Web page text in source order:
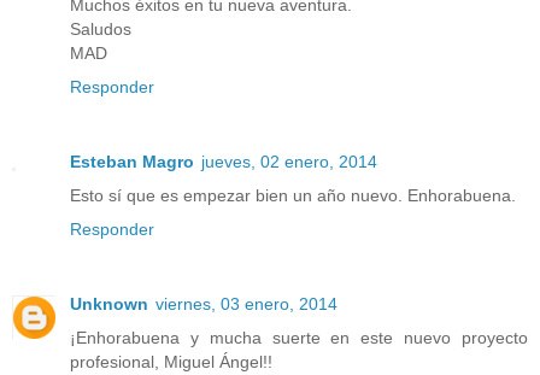
Muchos éxitos en tu nueva aventura.
Saludos
MAD
Responder
Esteban Magro jueves, 02 enero, 2014
Esto sí que es empezar bien un año nuevo. Enhorabuena.
Responder
Unknown viernes, 03 enero, 2014
¡Enhorabuena y mucha suerte en este nuevo proyecto
profesional, Miguel Ángel!!